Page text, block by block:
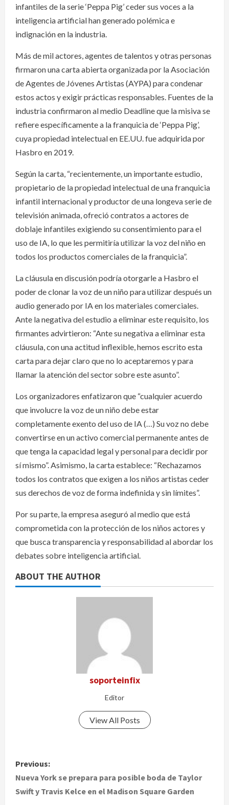
infantiles de la serie ‘Peppa Pig’ ceder sus voces a la
inteligencia artificial han generado polémica e
indignación en la industria.
Más de mil actores, agentes de talentos y otras personas
firmaron una carta abierta organizada por la Asociación
de Agentes de Jóvenes Artistas (AYPA) para condenar
estos actos y exigir prácticas responsables. Fuentes de la
industria confirmaron al medio Deadline que la misiva se
refiere específicamente a la franquicia de ‘Peppa Pig’,
cuya propiedad intelectual en EE.UU. fue adquirida por
Hasbro en 2019.
Según la carta, “recientemente, un importante estudio,
propietario de la propiedad intelectual de una franquicia
infantil internacional y productor de una longeva serie de
televisión animada, ofreció contratos a actores de
doblaje infantiles exigiendo su consentimiento para el
uso de IA, lo que les permitiría utilizar la voz del niño en
todos los productos comerciales de la franquicia”.
La cláusula en discusión podría otorgarle a Hasbro el
poder de clonar la voz de un niño para utilizar después un
audio generado por IA en los materiales comerciales.
Ante la negativa del estudio a eliminar este requisito, los
firmantes advirtieron: “Ante su negativa a eliminar esta
cláusula, con una actitud inflexible, hemos escrito esta
carta para dejar claro que no lo aceptaremos y para
llamar la atención del sector sobre este asunto”.
Los organizadores enfatizaron que “cualquier acuerdo
que involucre la voz de un niño debe estar
completamente exento del uso de IA (…) Su voz no debe
convertirse en un activo comercial permanente antes de
que tenga la capacidad legal y personal para decidir por
sí mismo”. Asimismo, la carta establece: “Rechazamos
todos los contratos que exigen a los niños artistas ceder
sus derechos de voz de forma indefinida y sin límites”.
Por su parte, la empresa aseguró al medio que está
comprometida con la protección de los niños actores y
que busca transparencia y responsabilidad al abordar los
debates sobre inteligencia artificial.
ABOUT THE AUTHOR
soporteinfix
Editor
View All Posts
P
o
Previous:
Nueva York se prepara para posible boda de Taylor
Swift y Travis Kelce en el Madison Square Garden